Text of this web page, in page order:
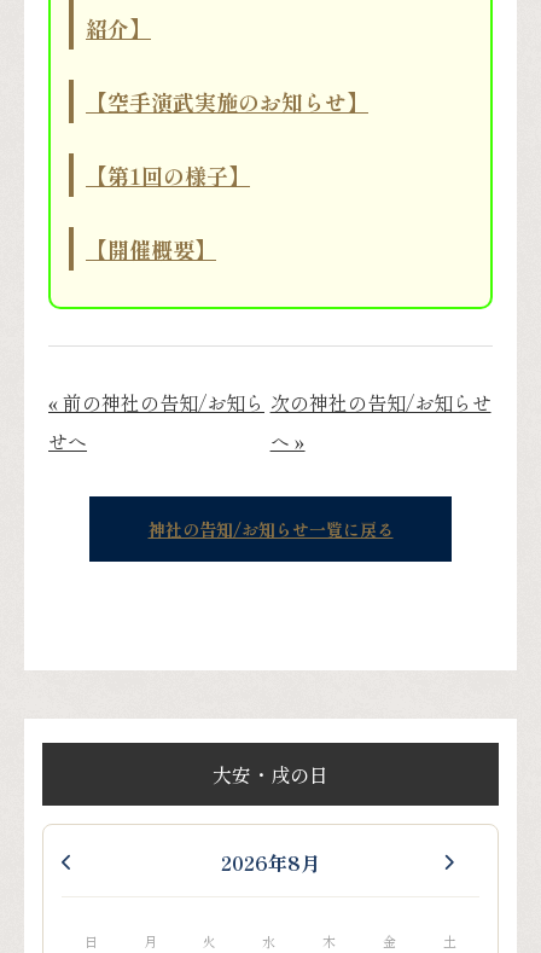
紹介】
【空手演武実施のお知らせ】
【第1回の様子】
【開催概要】
« 前の神社の告知/お知ら
せへ
次の神社の告知/お知らせ
へ »
神社の告知/お知らせ一覧に戻る
大安・戌の日
2026年8月
日 月 火 水 木 金 土